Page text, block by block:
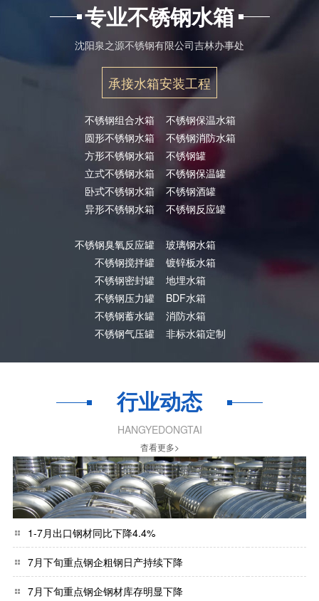
专业不锈钢水箱
沈阳泉之源不锈钢有限公司吉林办事处
承接水箱安装工程
不锈钢组合水箱
圆形不锈钢水箱
方形不锈钢水箱
立式不锈钢水箱
卧式不锈钢水箱
异形不锈钢水箱
不锈钢臭氧反应罐
不锈钢搅拌罐
不锈钢密封罐
不锈钢压力罐
不锈钢蓄水罐
不锈钢气压罐
不锈钢保温水箱
不锈钢消防水箱
不锈钢罐
不锈钢保温罐
不锈钢酒罐
不锈钢反应罐
玻璃钢水箱
镀锌板水箱
地埋水箱
BDF水箱
消防水箱
非标水箱定制
行业动态
HANGYEDONGTAI
杳看更多>
1-7月出口钢材同比下降4.4%
7月下旬重点钢企粗钢日产持续下降
7月下旬重点钢企钢材库存明显下降